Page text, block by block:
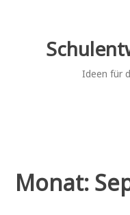
Ideen für
Monat: